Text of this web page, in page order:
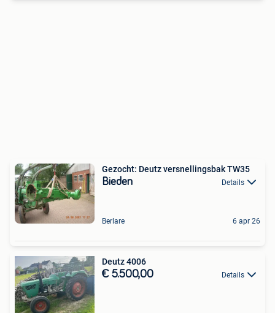
Gezocht: Deutz versnellingsbak TW35
Bieden Details
Berlare 6 apr 26
Deutz 4006
€ 5.500,00 Details